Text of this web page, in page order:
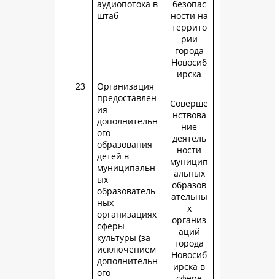
аудиопотока в
штаб
безопас
ности на
террито
рии
города
Новосиб
ирска
23
Организация
предоставлен
ия
дополнительн
ого
образования
детей в
муниципальн
ых
образователь
ных
организациях
сферы
культуры (за
исключением
дополнительн
ого
Соверше
нствова
ние
деятель
ности
муницип
альных
образов
ательны
х
организ
аций
города
Новосиб
ирска в